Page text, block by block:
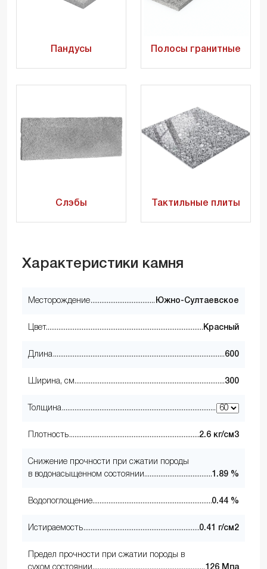
Пандусы Полосы гранитные
Слэбы Тактильные плиты
Характеристики камня
Месторождение Южно-Султаевское
Цвет Красный
Длина 600
Ширина, см 300
Толщина
Плотность 2.6 кг/см3
Снижение прочности при сжатии породы
в водонасыщенном состоянии
1.89 %
Водопоглощение 0.44 %
Истираемость 0.41 г/см2
Предел прочности при сжатии породы в